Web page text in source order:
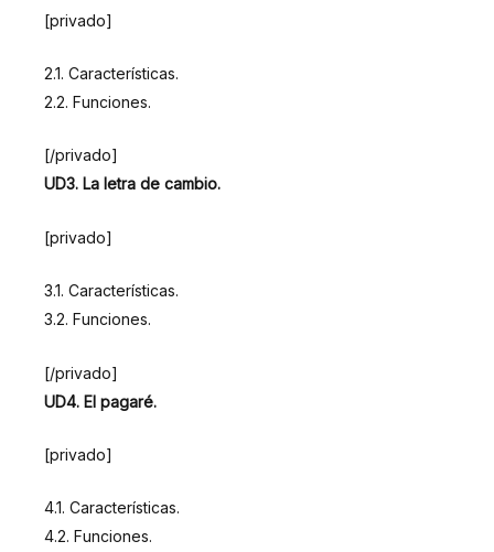
[privado]
2.1. Características.
2.2. Funciones.
[/privado]
UD3. La letra de cambio.
[privado]
3.1. Características.
3.2. Funciones.
[/privado]
UD4. El pagaré.
[privado]
4.1. Características.
4.2. Funciones.